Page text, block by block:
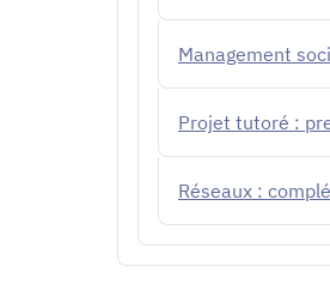
Management
Projet tutoré :
Réseaux :